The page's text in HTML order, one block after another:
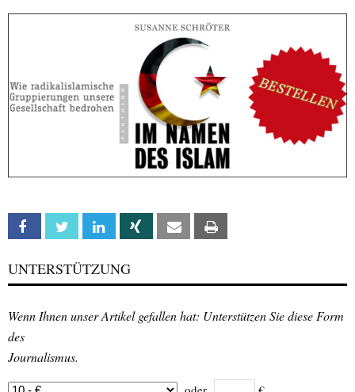
Facebook Twitter Linkedin Xing Email
UNTERSTÜTZUNG
Wenn Ihnen unser Artikel gefallen hat: Unterstützen Sie diese Form
des
Journalismus.